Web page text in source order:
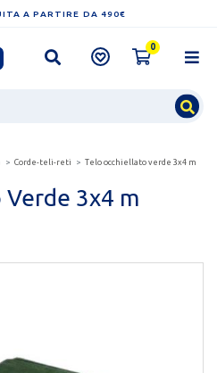
A PARTIRE DA 490€
0
Corde-teli-reti Telo occhiellato verde 3x4 m
3x4 m